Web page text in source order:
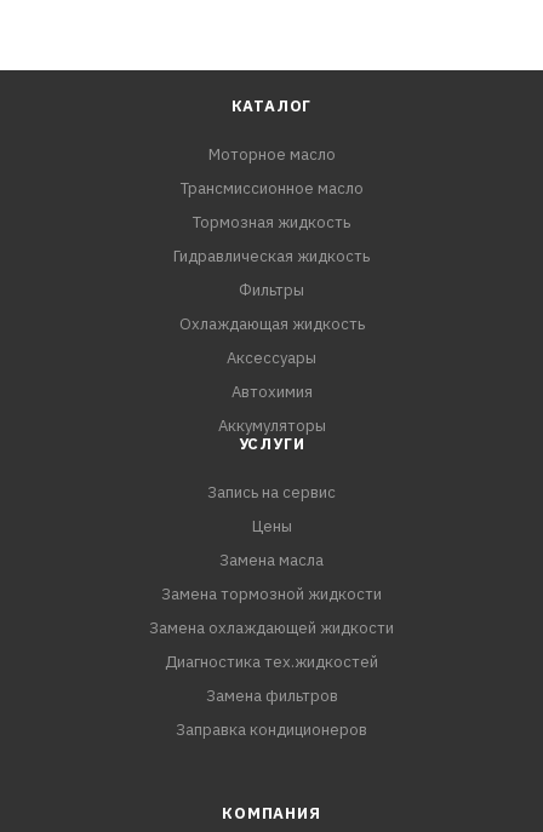
КАТАЛОГ
Моторное масло
Трансмиссионное масло
Тормозная жидкость
Гидравлическая жидкость
Фильтры
Охлаждающая жидкость
Аксессуары
Автохимия
Аккумуляторы
УСЛУГИ
Запись на сервис
Цены
Замена масла
Замена тормозной жидкости
Замена охлаждающей жидкости
Диагностика тех.жидкостей
Замена фильтров
Заправка кондиционеров
КОМПАНИЯ